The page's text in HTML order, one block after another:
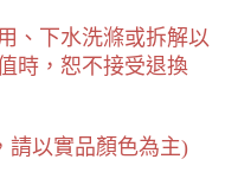
、下水洗滌或拆解以
時，恕不接受退換
請以實品顏色為主)